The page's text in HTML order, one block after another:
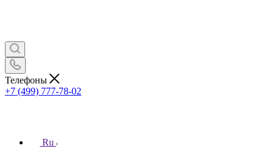
Телефоны
+7 (499) 777-78-02
Ru